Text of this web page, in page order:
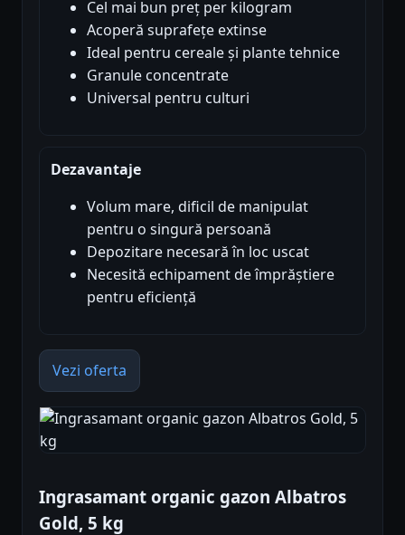
Cel mai bun preț per kilogram
Acoperă suprafețe extinse
Ideal pentru cereale și plante tehnice
Granule concentrate
Universal pentru culturi
Dezavantaje
Volum mare, dificil de manipulat
pentru o singură persoană
Depozitare necesară în loc uscat
Necesită echipament de împrăștiere
pentru eficiență
Vezi oferta
Ingrasamant organic gazon Albatros
Gold, 5 kg